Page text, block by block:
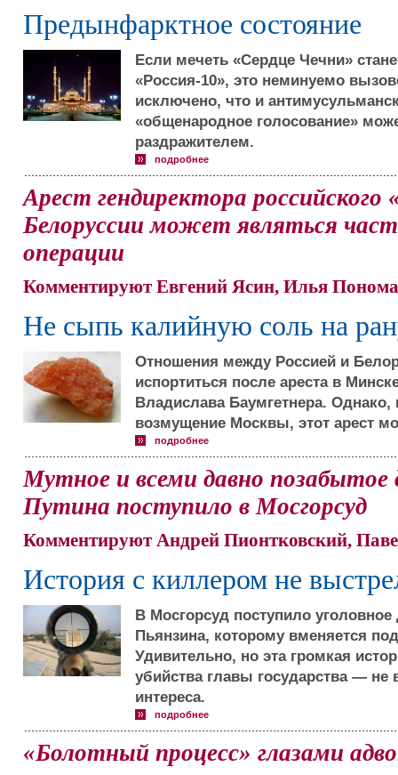
Предынфарктное состояние
Если мечеть «Сердце Чечни»
«Россия-10», это неминуемо
исключено, что и
«общенародное голосование»
раздражителем.
подробнее
Арест гендиректора российского
Белоруссии может являться
операции
Комментируют Евгений Ясин, Илья
Не сыпь калийную соль на
Отношения между Россией и
испортиться после ареста в
Владислава Баумгетнера.
возмущение Москвы, этот арест
подробнее
Мутное и всеми давно позабытое
Путина поступило в Мосгорсуд
Комментируют Андрей Пионтковский,
История с киллером не
В Мосгорсуд поступило
Пьянзина, которому вменяется
Удивительно, но эта громкая
убийства главы государства — не
интереса.
подробнее
«Болотный процесс» глазами